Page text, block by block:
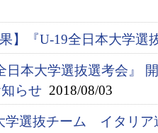
果】『U-19全日本大学選
日本大学選抜選考会』
らせ 2018/08/03
学選抜チーム イタリア